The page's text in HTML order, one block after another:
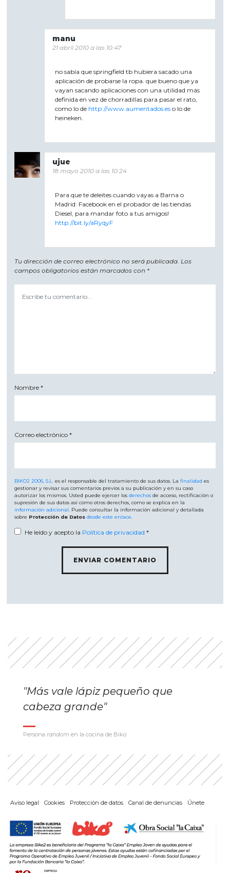
manu
21 abril 2010 a las 10:47
no sabía que springfield tb hubiera sacado una
aplicación de probarse la ropa. que bueno que ya
vayan sacando aplicaciones con una utilidad más
definida en vez de chorradillas para pasar el rato,
como lo de http://www.aumentados.eso lo de
heineken.
ujue
18 mayo 2010 a las 10:24
Para que te deleites cuando vayas a Barna o
Madrid: Facebook en el probador de las tiendas
Diesel, para mandar foto a tus amigos!
http://bit.ly/aRyqyF
Tu dirección de correo electrónico no será publicada. Los
campos obligatorios están marcados con *
Nombre*
Correo electrónico*
BIKO2 2006, S.L. es el responsable del tratamiento de sus datos. Lafinalidad es
gestionar y revisar sus comentarios previos a su publicación y en su caso
autorizar los mismos. Usted puede ejercer losderechos de acceso, rectificación o
supresión de sus datos así como otros derechos, como se explica en la
información adicional
. Puede consultar la información adicional y detallada
sobre Protección de Datos desde este enlace
He leído y acepto la Política de privacidad *
"Más vale lápiz pequeño que
cabeza grande"
Persona random en la cocina de Biko
Aviso legal Cookies Protección de datos Canal de denuncias Únete